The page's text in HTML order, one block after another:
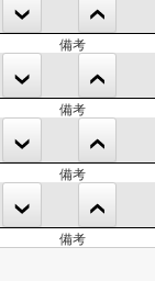
備考
備考
備考
備考